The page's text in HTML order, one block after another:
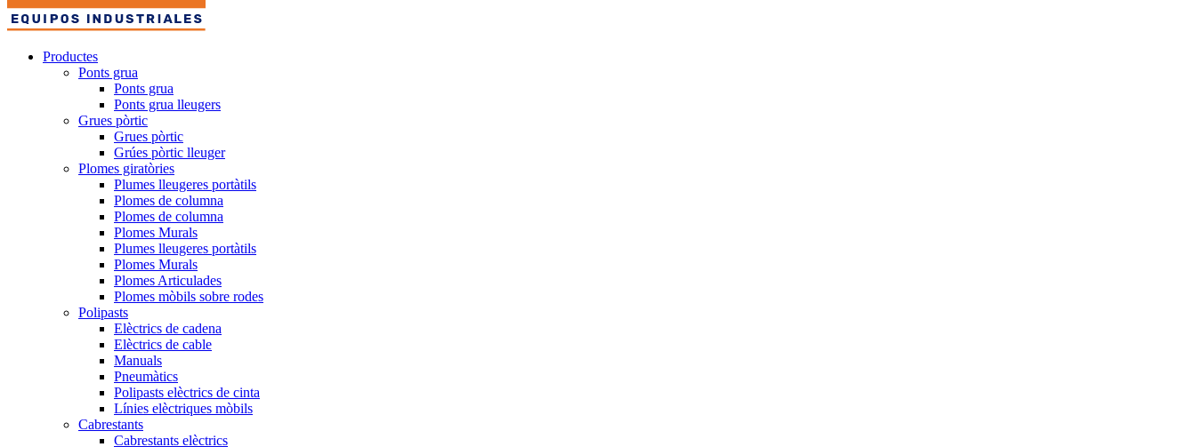
Productes
Ponts grua
Ponts grua
Ponts grua lleugers
Grues pòrtic
Grues pòrtic
Grúes pòrtic lleuger
Plomes giratòries
Plumes lleugeres portàtils
Plomes de columna
Plomes de columna
Plomes Murals
Plumes lleugeres portàtils
Plomes Murals
Plomes Articulades
Plomes mòbils sobre rodes
Polipasts
Elèctrics de cadena
Elèctrics de cable
Manuals
Pneumàtics
Polipasts elèctrics de cinta
Línies elèctriques mòbils
Cabrestants
Cabrestants elèctrics